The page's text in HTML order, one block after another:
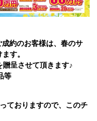
約のお客様は、春のサ
す。
呈させて頂きます♪
等
ておりますので、このチ